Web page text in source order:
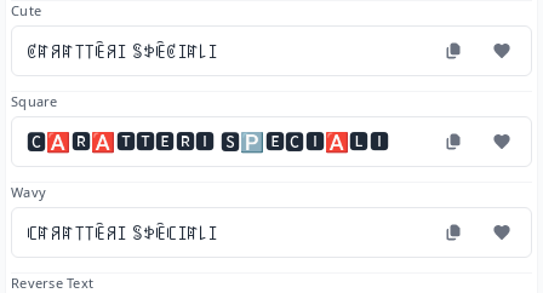
Cute
ꏳꍏꋪꍏ꓄꓄ꍟꋪꀤ ꌚꉣꍟꏳꀤꍏ꒒ꀤ
Square
🅲🅰🆁🅰🆃🆃🅴🆁🅸 🆂🅿🅴🅲🅸🅰🅻🅸
Wavy
ꏸꍏꋪꍏ꓄꓄ꍟꋪꀤ ꌚꉣꍟꏸꀤꍏ꒒ꀤ
Reverse Text